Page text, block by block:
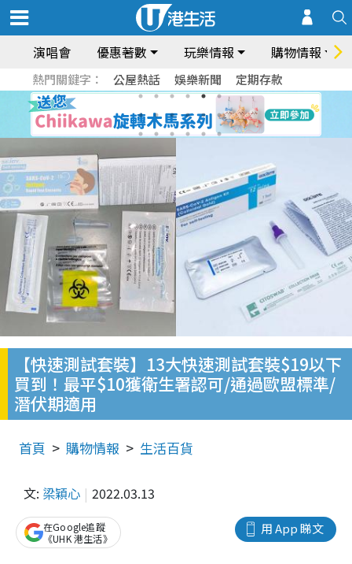
演唱會 優惠著數 玩樂情報 購物情報
熱門關鍵字： 公屋熱話 娛樂新聞 定期存款
【快速測試套裝】13大快速測試套裝$19以下
買到！最平$10獲衛生署認可/通過歐盟標準/
潛伏期適用
首頁 購物情報 生活百貨
文: 梁穎心 2022.03.13
用 App 睇文
在Google追蹤
《UHK 港生活》